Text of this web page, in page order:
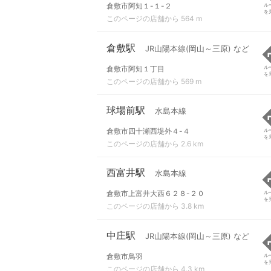
倉敷市阿知１-１-２
このページの店舗から 564 m
ル
を
倉敷駅 JR山陽本線(岡山～三原) など
倉敷市阿知１丁目
このページの店舗から 569 m
ル
を
球場前駅 水島本線
倉敷市四十瀬西堤外４-４
このページの店舗から 2.6 km
ル
を
西富井駅 水島本線
倉敷市上富井大西６２８-２０
このページの店舗から 3.8 km
ル
を
中庄駅 JR山陽本線(岡山～三原) など
倉敷市鳥羽
このページの店舗から 4.3 km
ル
を